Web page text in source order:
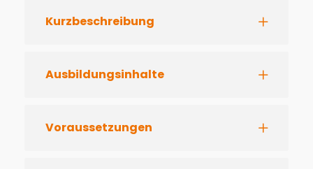
Kurzbeschreibung
Ausbildungsinhalte
Voraussetzungen